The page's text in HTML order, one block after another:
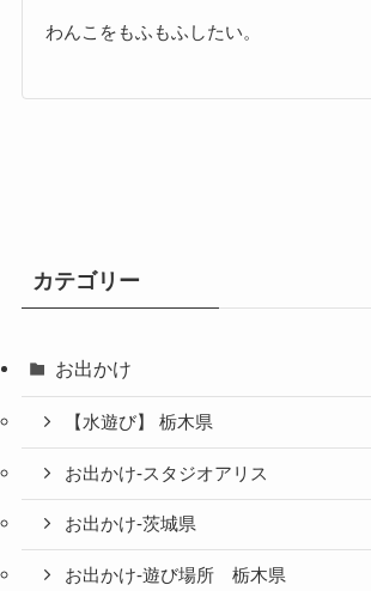
わんこをもふもふしたい。
カテゴリー
お出かけ
【水遊び】 栃木県
お出かけ-スタジオアリス
お出かけ-茨城県
お出かけ-遊び場所 栃木県